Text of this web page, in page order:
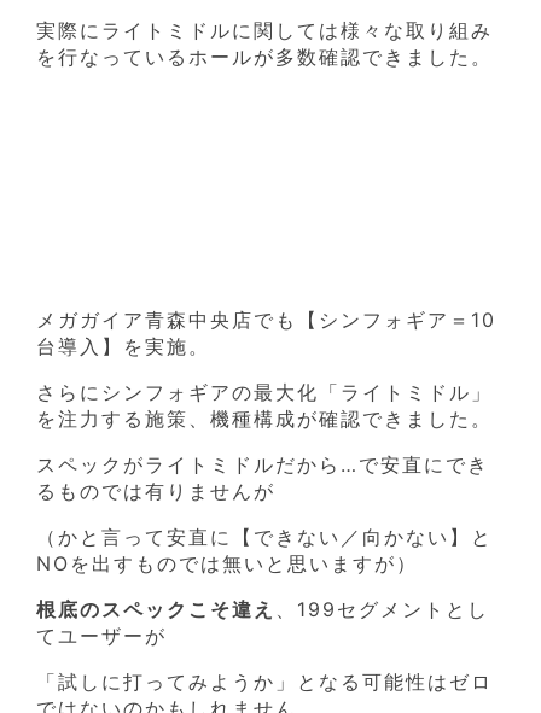
実際にライトミドルに関しては様々な取り組み
を行なっているホールが多数確認できました。
メガガイア青森中央店でも【シンフォギア＝10
台導入】を実施。
さらにシンフォギアの最大化「ライトミドル」
を注力する施策、機種構成が確認できました。
スペックがライトミドルだから…で安直にでき
るものでは有りませんが
（かと言って安直に【できない／向かない】と
NOを出すものでは無いと思いますが）
根底のスペックこそ違え 、199セグメントとし
てユーザーが
「試しに打ってみようか」となる可能性はゼロ